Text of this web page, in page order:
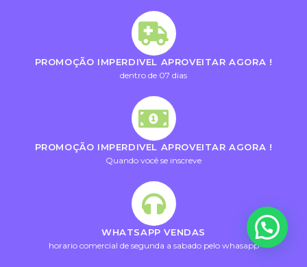
PROMOÇÃO IMPERDIVEL APROVEITAR AGORA !
dentro de 07 dias
PROMOÇÃO IMPERDIVEL APROVEITAR AGORA !
Quando você se inscreve
WHATSAPP VENDAS
horario comercial de segunda a sabado pelo whasapp